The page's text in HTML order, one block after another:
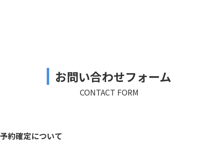
お問い合わせフォーム
CONTACT FORM
予約確定について